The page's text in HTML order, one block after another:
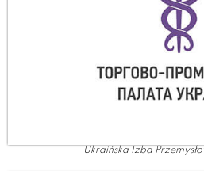
Ukraińska Izba